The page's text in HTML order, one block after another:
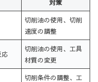
対策
切削油の使用、切削
速度の調整
応
切削油の使用、工具
材質の変更
切削条件の調整、工